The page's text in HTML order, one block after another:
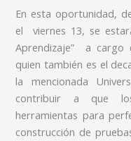
En esta oportunidad,
el viernes 13, se
Aprendizaje” a cargo
quien también es el
la mencionada
contribuir a que
herramientas para
construcción de